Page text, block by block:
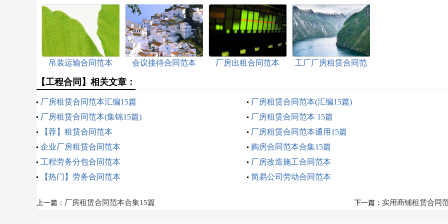
吊装运输合同范本 会议接待合同范本 厂房出租合同范本
工厂厂房租赁合同范
【工程合同】相关文章：
厂房租赁合同范本汇编15篇
厂房租赁合同范本(汇编15篇)
厂房租赁合同范本(集锦15篇)
厂房租赁合同范本 15篇
【荐】租赁合同范本
厂房租赁合同范本通用15篇
企业厂房租赁合同范本
购房合同范本合集15篇
工程劳务分包合同范本
厂房改造施工合同范本
【热门】劳务合同范本
简易公司劳动合同范本
上一篇： 厂房租赁合同范本合集15篇 下一篇： 实用商铺租赁合同